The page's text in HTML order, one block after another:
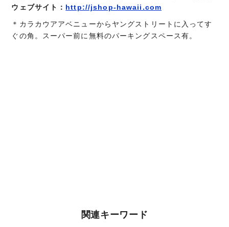
ウェブサイト： http://jshop-hawaii.com
＊カラカウアアベニューからヤングストリートに入ってす
ぐの角。スーパー前に無料のパーキングスペース有。
関連キーワード